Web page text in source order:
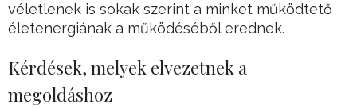
véletlenek is sokak szerint a minket működtető
életenergiának a működéséből erednek.
Kérdések, melyek elvezetnek a
megoldáshoz